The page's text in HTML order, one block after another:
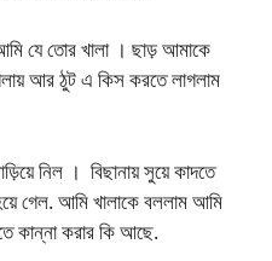
যে তোর খালা । ছাড় আমাকে
আর ঠুট এ কিস করতে লাগলাম
নিল । বিছানায় সুয়ে কাদতে
গেল. আমি খালাকে বললাম আমি
কান্না করার কি আছে.